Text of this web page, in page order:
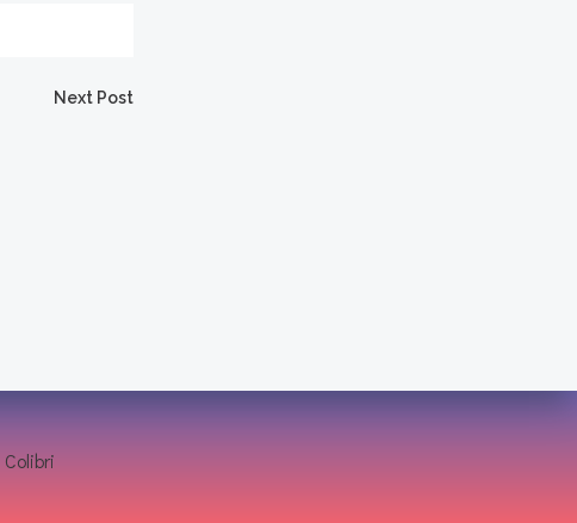
Next Post
Colibri